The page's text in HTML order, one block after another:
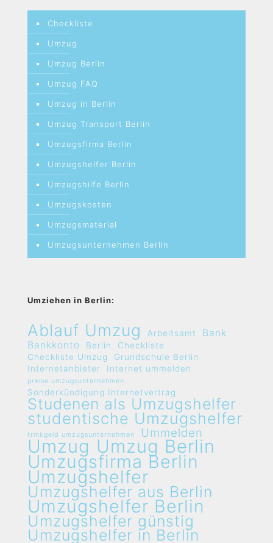
Checkliste
Umzug
Umzug Berlin
Umzug FAQ
Umzug in Berlin
Umzug Transport Berlin
Umzugsfirma Berlin
Umzugshelfer Berlin
Umzugshilfe Berlin
Umzugskosten
Umzugsmaterial
Umzugsunternehmen Berlin
Umziehen in Berlin:
Ablauf Umzug Arbeitsamt
Bank
Bankkonto
Berlin
Checkliste
Checkliste Umzug
Grundschule Berlin
Internetanbieter
Internet ummelden
preise umzugsunternehmen
Sonderkündigung Internetvertrag
Studenen als Umzugshelfer
studentische Umzugshelfer
trinkgeld umzugsunternehmen Ummelden
Umzug Umzug Berlin
Umzugsfirma Berlin
Umzugshelfer
Umzugshelfer aus Berlin
Umzugshelfer Berlin
Umzugshelfer günstig
Umzugshelfer in Berlin